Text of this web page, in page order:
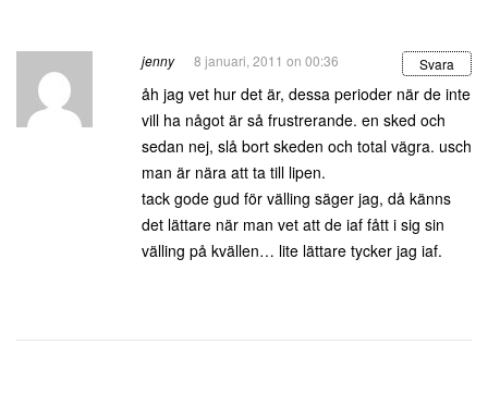
jenny 8 januari, 2011 on 00:36 Svara
åh jag vet hur det är, dessa perioder när de inte
vill ha något är så frustrerande. en sked och
sedan nej, slå bort skeden och total vägra. usch
man är nära att ta till lipen.
tack gode gud för välling säger jag, då känns
det lättare när man vet att de iaf fått i sig sin
välling på kvällen… lite lättare tycker jag iaf.